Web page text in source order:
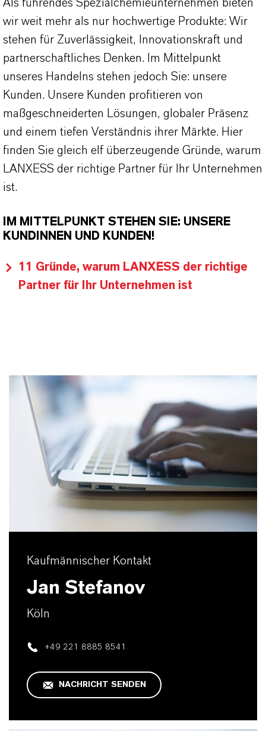
Als führendes Spezialchemieunternehmen bieten
wir weit mehr als nur hochwertige Produkte: Wir
stehen für Zuverlässigkeit, Innovationskraft und
partnerschaftliches Denken. Im Mittelpunkt
unseres Handelns stehen jedoch Sie: unsere
Kunden. Unsere Kunden profitieren von
maßgeschneiderten Lösungen, globaler Präsenz
und einem tiefen Verständnis ihrer Märkte. Hier
finden Sie gleich elf überzeugende Gründe, warum
LANXESS der richtige Partner für Ihr Unternehmen
ist.
IM MITTELPUNKT STEHEN SIE: UNSERE
KUNDINNEN UND KUNDEN!
11 Gründe, warum LANXESS der richtige
Partner für Ihr Unternehmen ist
Kaufmännischer Kontakt
Jan Stefanov
Köln
+49 221 8885 8541
NACHRICHT SENDEN